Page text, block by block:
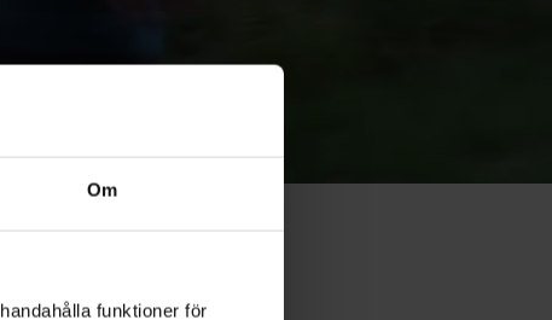
Om
funktioner för